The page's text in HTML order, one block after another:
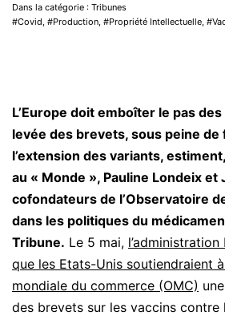
Dans la catégorie : Tribunes
Covid
Production Propriété Intellectuelle
L’Europe doit emboîter le pas
levée des brevets, sous peine de
l’extension des variants,
au « Monde », Pauline Londeix et
cofondateurs de l’Observatoire
dans les politiques du
Tribune. Le 5 mai,
que les Etats-Unis soutiendraient à
mondiale du commerce (OMC)
des brevets sur les vaccins contre